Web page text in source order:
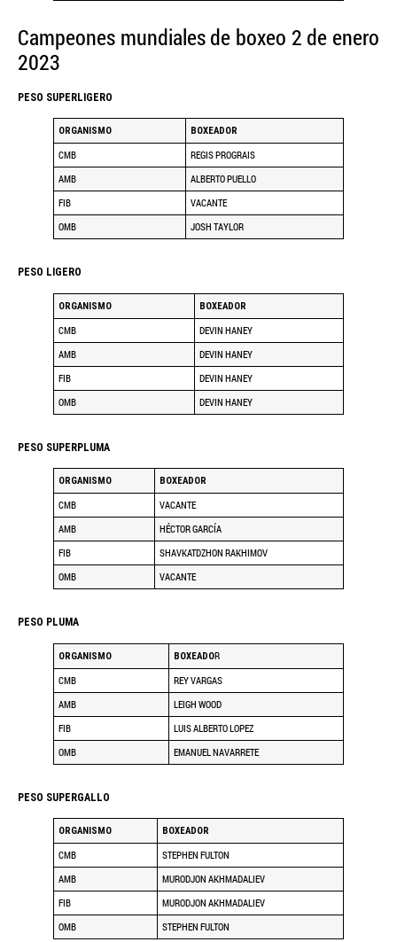
Campeones mundiales de boxeo 2 de enero
2023
PESO SUPERLIGERO
ORGANISMO BOXEADOR
CMB
REGIS PROGRAIS
AMB
ALBERTO PUELLO
FIB
VACANTE
OMB
JOSH TAYLOR
PESO LIGERO
ORGANISMO BOXEADOR
CMB
DEVIN HANEY
AMB
DEVIN HANEY
FIB
DEVIN HANEY
OMB
DEVIN HANEY
PESO SUPERPLUMA
ORGANISMO BOXEADOR
CMB
VACANTE
AMB
HÉCTOR GARCÍA
FIB
SHAVKATDZHON RAKHIMOV
OMB
VACANTE
PESO PLUMA
ORGANISMO BOXEADOR
CMB
REY VARGAS
AMB
LEIGH WOOD
FIB
LUIS ALBERTO LOPEZ
OMB
EMANUEL NAVARRETE
PESO SUPERGALLO
ORGANISMO BOXEADOR
CMB
STEPHEN FULTON
AMB
MURODJON AKHMADALIEV
FIB
MURODJON AKHMADALIEV
OMB
STEPHEN FULTON